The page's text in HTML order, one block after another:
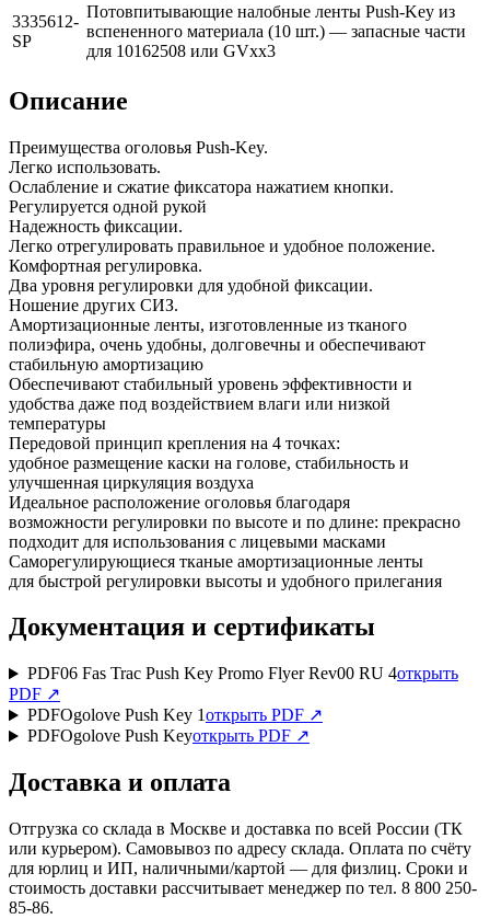
3335612-
SP
Потовпитывающие налобные ленты Push-Key из
вспененного материала (10 шт.) — запасные части
для 10162508 или GVxx3
Описание
Преимущества оголовья Push-Key.
Легко использовать.
Ослабление и сжатие фиксатора нажатием кнопки.
Регулируется одной рукой
Надежность фиксации.
Легко отрегулировать правильное и удобное положение.
Комфортная регулировка.
Два уровня регулировки для удобной фиксации.
Ношение других СИЗ.
Амортизационные ленты, изготовленные из тканого
полиэфира, очень удобны, долговечны и обеспечивают
стабильную амортизацию
Обеспечивают стабильный уровень эффективности и
удобства даже под воздействием влаги или низкой
температуры
Передовой принцип крепления на 4 точках:
удобное размещение каски на голове, стабильность и
улучшенная циркуляция воздуха
Идеальное расположение оголовья благодаря
возможности регулировки по высоте и по длине: прекрасно
подходит для использования с лицевыми масками
Саморегулирующиеся тканые амортизационные ленты
для быстрой регулировки высоты и удобного прилегания
Документация и сертификаты
PDF06 Fas Trac Push Key Promo Flyer Rev00 RU 4открыть
PDF ↗
PDFOgolove Push Key 1открыть PDF ↗
PDFOgolove Push Keyоткрыть PDF ↗
Доставка и оплата
Отгрузка со склада в Москве и доставка по всей России (ТК
или курьером). Самовывоз по адресу склада. Оплата по счёту
для юрлиц и ИП, наличными/картой — для физлиц. Сроки и
стоимость доставки рассчитывает менеджер по тел. 8 800 250-
85-86.